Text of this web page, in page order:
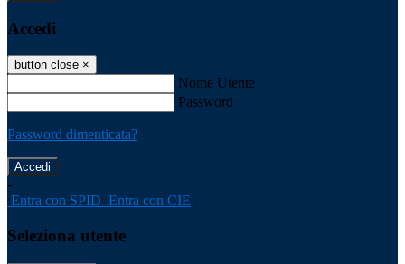
Accedi
button close ×
Nome Utente
Password
Password dimenticata?
-
Entra con SPID Entra con CIE
Seleziona utente